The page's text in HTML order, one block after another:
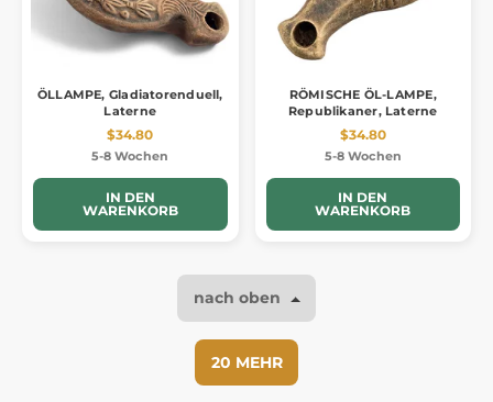
ÖLLAMPE, Gladiatorenduell,
Laterne
$34.80
5-8 Wochen
IN DEN
WARENKORB
RÖMISCHE ÖL-LAMPE,
Republikaner, Laterne
$34.80
5-8 Wochen
IN DEN
WARENKORB
nach oben
20 MEHR